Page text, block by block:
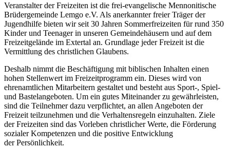
Veranstalter der Freizeiten ist die frei-evangelische Mennonitische
Brüdergemeinde Lemgo e.V. Als anerkannter freier Träger der
Jugendhilfe bieten wir seit 30 Jahren Sommerfreizeiten für rund 350
Kinder und Teenager in unseren Gemeindehäusern und auf dem
Freizeitgelände im Extertal an. Grundlage jeder Freizeit ist die
Vermittlung des christlichen Glaubens.
Deshalb nimmt die Beschäftigung mit biblischen Inhalten einen
hohen Stellenwert im Freizeitprogramm ein. Dieses wird von
ehrenamtlichen Mitarbeitern gestaltet und besteht aus Sport-, Spiel-
und Bastelangeboten. Um ein gutes Miteinander zu gewährleisten,
sind die Teilnehmer dazu verpflichtet, an allen Angeboten der
Freizeit teilzunehmen und die Verhaltensregeln einzuhalten. Ziele
der Freizeiten sind das Vorleben christlicher Werte, die Förderung
sozialer Kompetenzen und die positive Entwicklung
der Persönlichkeit.